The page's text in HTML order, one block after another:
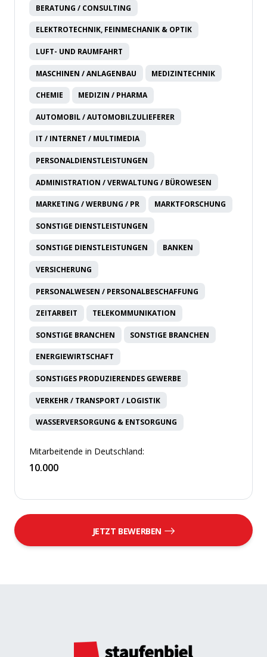
BERATUNG / CONSULTING
ELEKTROTECHNIK, FEINMECHANIK & OPTIK
LUFT- UND RAUMFAHRT
MASCHINEN / ANLAGENBAU MEDIZINTECHNIK
CHEMIE MEDIZIN / PHARMA
AUTOMOBIL / AUTOMOBILZULIEFERER
IT / INTERNET / MULTIMEDIA
PERSONALDIENSTLEISTUNGEN
ADMINISTRATION / VERWALTUNG / BÜROWESEN
MARKETING / WERBUNG / PR MARKTFORSCHUNG
SONSTIGE DIENSTLEISTUNGEN
SONSTIGE DIENSTLEISTUNGEN BANKEN
VERSICHERUNG
PERSONALWESEN / PERSONALBESCHAFFUNG
ZEITARBEIT TELEKOMMUNIKATION
SONSTIGE BRANCHEN SONSTIGE BRANCHEN
ENERGIEWIRTSCHAFT
SONSTIGES PRODUZIERENDES GEWERBE
VERKEHR / TRANSPORT / LOGISTIK
WASSERVERSORGUNG & ENTSORGUNG
Mitarbeitende in Deutschland:
10.000
JETZT BEWERBEN